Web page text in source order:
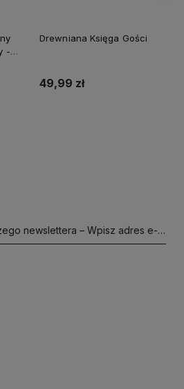
-
Drewniana Księga Gości
49,99 zł
newslettera – Wpisz adres e-mail